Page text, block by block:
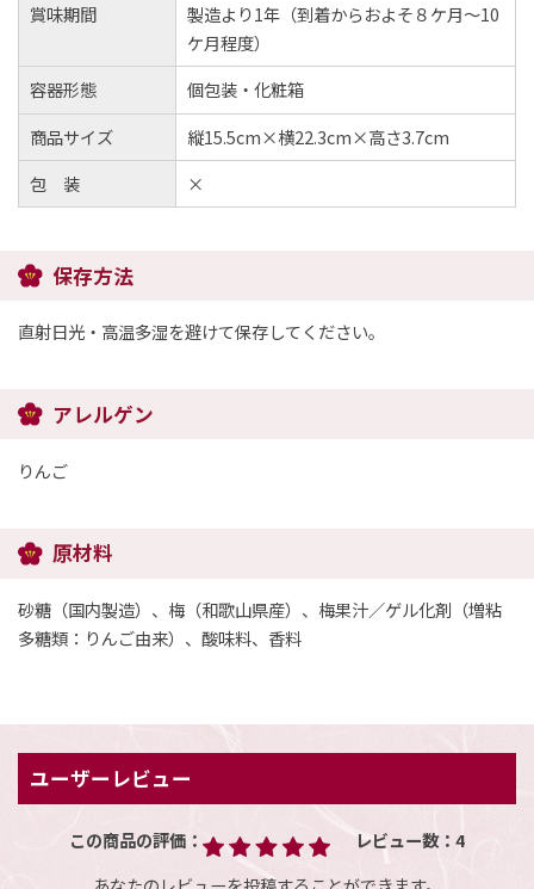
賞味期間
製造より1年（到着からおよそ８ケ月～10
ケ月程度）
容器形態
個包装・化粧箱
商品サイズ
縦15.5cm×横22.3cm×高さ3.7cm
包 装
×
保存方法
直射日光・高温多湿を避けて保存してください。
アレルゲン
りんご
原材料
砂糖（国内製造）、梅（和歌山県産）、梅果汁／ゲル化剤（増粘
多糖類：りんご由来）、酸味料、香料
ユーザーレビュー
この商品の評価： レビュー数：4